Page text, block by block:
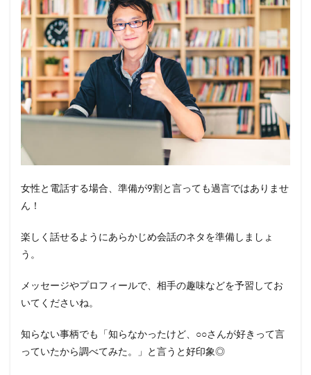
女性と電話する場合、準備が9割と言っても過言ではありませ
ん！
楽しく話せるようにあらかじめ会話のネタを準備しましょ
う。
メッセージやプロフィールで、相手の趣味などを予習してお
いてくださいね。
知らない事柄でも「知らなかったけど、○○さんが好きって言
っていたから調べてみた。」と言うと好印象◎